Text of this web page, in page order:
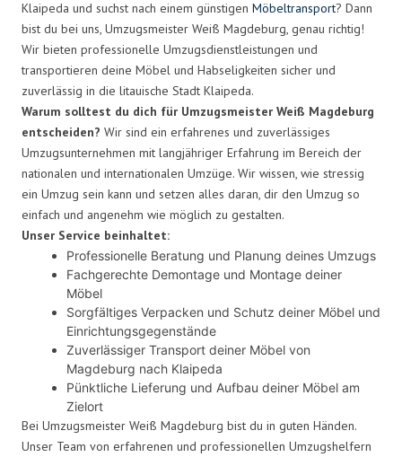
Klaipeda und suchst nach einem günstigen Möbeltransport? Dann
bist du bei uns, Umzugsmeister Weiß Magdeburg, genau richtig!
Wir bieten professionelle Umzugsdienstleistungen und
transportieren deine Möbel und Habseligkeiten sicher und
zuverlässig in die litauische Stadt Klaipeda.
Warum solltest du dich für Umzugsmeister Weiß Magdeburg
entscheiden? Wir sind ein erfahrenes und zuverlässiges
Umzugsunternehmen mit langjähriger Erfahrung im Bereich der
nationalen und internationalen Umzüge. Wir wissen, wie stressig
ein Umzug sein kann und setzen alles daran, dir den Umzug so
einfach und angenehm wie möglich zu gestalten.
Unser Service beinhaltet:
Professionelle Beratung und Planung deines Umzugs
Fachgerechte Demontage und Montage deiner
Möbel
Sorgfältiges Verpacken und Schutz deiner Möbel und
Einrichtungsgegenstände
Zuverlässiger Transport deiner Möbel von
Magdeburg nach Klaipeda
Pünktliche Lieferung und Aufbau deiner Möbel am
Zielort
Bei Umzugsmeister Weiß Magdeburg bist du in guten Händen.
Unser Team von erfahrenen und professionellen Umzugshelfern